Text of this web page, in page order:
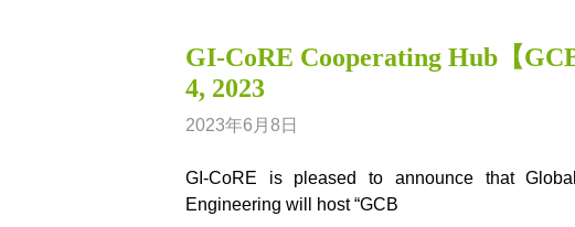
GI-CoRE Cooperating Hub【
4, 2023
2023年6月8日
GI-CoRE is pleased to announce that
Engineering will host “GCB